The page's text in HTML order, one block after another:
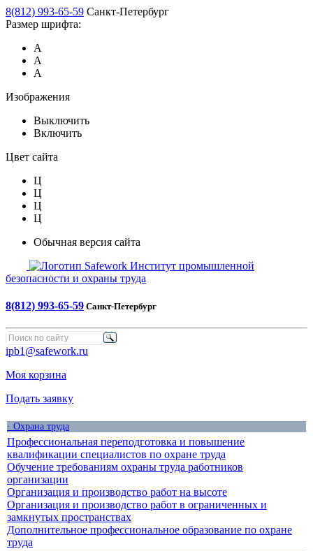
8(812) 993-65-59 Санкт-Петербург
Размер шрифта:
А
А
А
Изображения
Выключить
Включить
Цвет сайта
Ц
Ц
Ц
Ц
Обычная версия сайта
Safework Институт промышленной
безопасности и охраны труда
8(812) 993-65-59 Санкт-Петербург
ipb1@safework.ru
Моя корзина
Подать заявку
· Охрана труда
Профессиональная переподготовка и повышение
квалификации специалистов по охране труда
Обучение требованиям охраны труда работников
организации
Организация и производство работ на высоте
Организация и производство работ в ограниченных и
замкнутых пространствах
Дополнительное профессиональное образование по охране
труда